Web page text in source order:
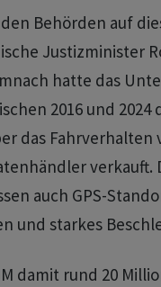
Behörden auf
Justizminister
hatte das
2016 und
das
verkauft.
auch GPS-
und starkes
damit rund 20